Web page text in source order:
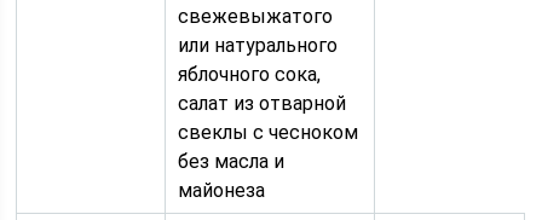
свежевыжатого
или натурального
яблочного сока,
салат из отварной
свеклы с чесноком
без масла и
майонеза